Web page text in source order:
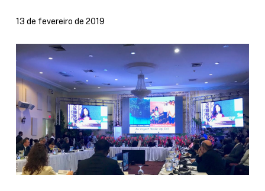
13 de fevereiro de 2019